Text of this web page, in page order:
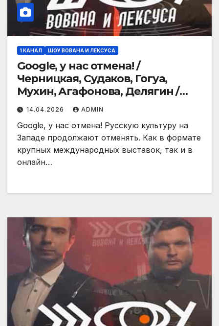
1 КАНАЛ ШОУ ВОВАНА И ЛЕКСУСА
Google, у нас отмена! /
Черницкая, Судаков, Гогуа,
Мухин, Агафонова, Делягин /
Шоу Вована и Лексуса
14.04.2026 ADMIN
Google, у нас отмена! Русскую культуру на
Западе продолжают отменять. Как в формате
крупных международных выставок, так и в
онлайн…